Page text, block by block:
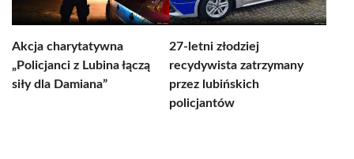
Akcja charytatywna
„Policjanci z Lubina łączą
siły dla Damiana”
27-letni złodziej
recydywista zatrzymany
przez lubińskich
policjantów